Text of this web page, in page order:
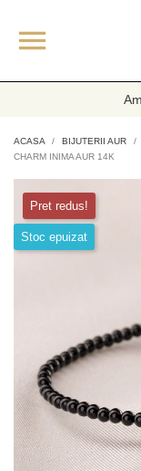

ACASA BIJUTERII AUR
CHARM INIMA AUR 14K
Pret redus!
Stoc epuizat